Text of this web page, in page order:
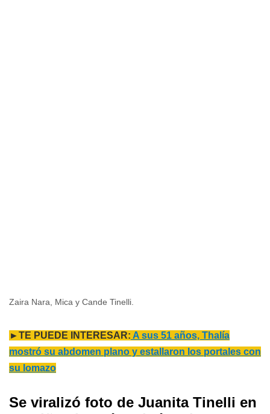
Zaira Nara, Mica y Cande Tinelli.
►TE PUEDE INTERESAR: A sus 51 años, Thalía
mostró su abdomen plano y estallaron los portales con
su lomazo
Se viralizó foto de Juanita Tinelli en